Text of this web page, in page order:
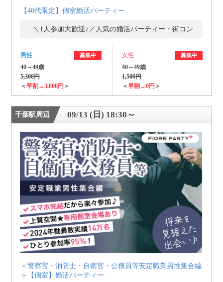
【40代限定】個室婚活パーティー
＼1人参加大歓迎♪／人気の婚活パーティー・街コン
男性 募集中
40～49歳
5,300円
＜早割→3,800円 ＞
女性 募集中
40～49歳
1,500円
＜早割→0円 ＞
千葉駅周辺 09/13 (日) 18:30～
＜警察官・消防士・自衛官・公務員等安定職業男性集合編
＞【個室】婚活パーティー